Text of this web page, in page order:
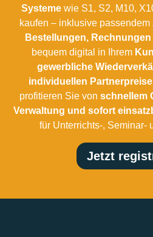
Systeme wie S1, S2, M10,
kaufen – inklusive
Bestellungen,
bequem digital in Ihrem
gewerbliche
individuellen
profitieren Sie von schnellem
Verwaltung und sofort
für Unterrichts-, Seminar-
Jetzt